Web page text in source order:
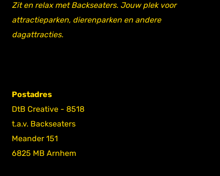
Zit en relax met Backseaters. Jouw plek voor
attractieparken, dierenparken en andere
dagattracties.
Postadres
DtB Creative - 8518
t.a.v. Backseaters
Meander 151
6825 MB Arnhem